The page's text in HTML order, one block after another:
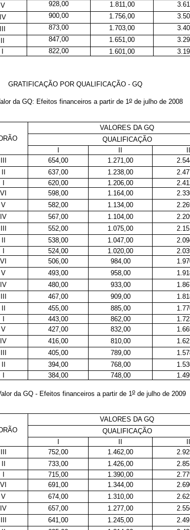
V 928,00 1.811,00
IV
900,00 1.756,00
873,00 1.703,00
847,00 1.651,00
822,00 1.601,00
GRATIFICAÇÃO POR QUALIFICAÇÃO - GQ
da GQ: Efeitos financeiros a partir de 1ode julho de 2008
VALORES DA GQ
QUALIFICAÇÃO
I
II
III 654,00 1.271,00
II
637,00 1.238,00
I
620,00 1.206,00
VI 598,00 1.164,00
V
582,00 1.134,00
IV
567,00 1.104,00
III
552,00 1.075,00
II
538,00 1.047,00
I
524,00 1.020,00
VI 506,00 984,00
V
493,00 958,00
IV
480,00 933,00
III
467,00 909,00
II
455,00 885,00
I
443,00 862,00
V 427,00 832,00
IV
416,00 810,00
III
405,00 789,00
II
394,00 768,00
I
384,00 748,00
da GQ - Efeitos financeiros a partir de 1ode julho de 2009
VALORES DA GQ
QUALIFICAÇÃO
752,00 1.462,00
733,00 1.426,00
715,00 1.390,00
VI 691,00 1.344,00
V
674,00 1.310,00
IV
657,00 1.277,00
641,00 1.245,00